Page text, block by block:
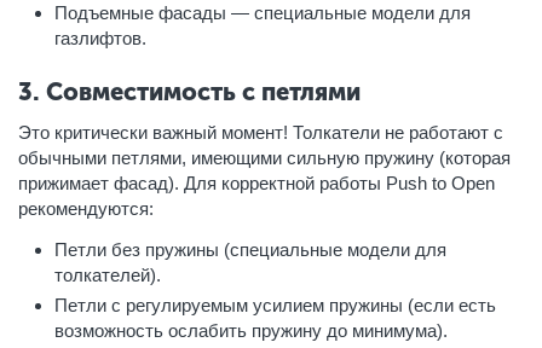
Подъемные фасады — специальные модели для
газлифтов.
3. Совместимость с петлями
Это критически важный момент! Толкатели не работают с
обычными петлями, имеющими сильную пружину (которая
прижимает фасад). Для корректной работы Push to Open
рекомендуются:
Петли без пружины (специальные модели для
толкателей).
Петли с регулируемым усилием пружины (если есть
возможность ослабить пружину до минимума).